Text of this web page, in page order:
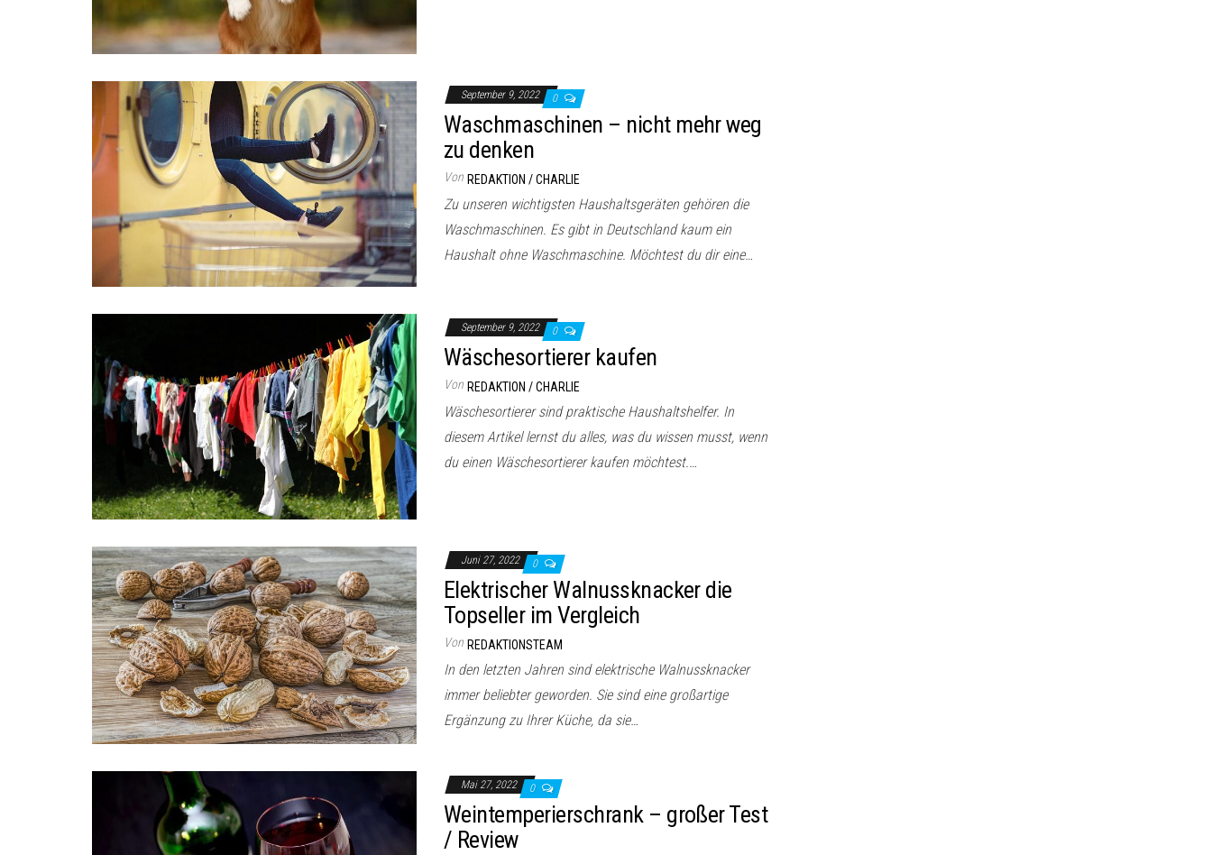
September 9, 2022 0
Waschmaschinen – nicht mehr weg
zu denken
Von REDAKTION / CHARLIE
Zu unseren wichtigsten Haushaltsgeräten gehören die
Waschmaschinen. Es gibt in Deutschland kaum ein
Haushalt ohne Waschmaschine. Möchtest du dir eine…
September 9, 2022 0
Wäschesortierer kaufen
Von REDAKTION / CHARLIE
Wäschesortierer sind praktische Haushaltshelfer. In
diesem Artikel lernst du alles, was du wissen musst, wenn
du einen Wäschesortierer kaufen möchtest.…
Juni 27, 2022 0
Elektrischer Walnussknacker die
Topseller im Vergleich
Von REDAKTIONSTEAM
In den letzten Jahren sind elektrische Walnussknacker
immer beliebter geworden. Sie sind eine großartige
Ergänzung zu Ihrer Küche, da sie…
Mai 27, 2022 0
Weintemperierschrank – großer Test
/ Review